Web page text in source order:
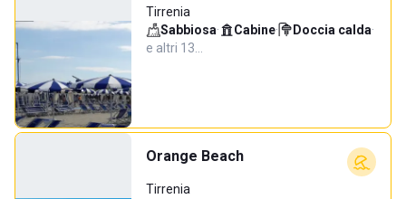
Tirrenia
Sabbiosa· Cabine· Doccia calda·
e altri 13…
Orange Beach
Tirrenia